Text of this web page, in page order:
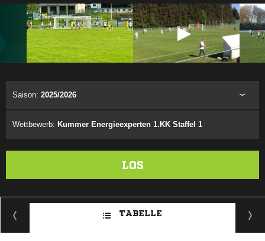
Saison: 2025/2026
Wettbewerb: Kummer Energieexperten 1.KK Staffel 1
LOS
TABELLE